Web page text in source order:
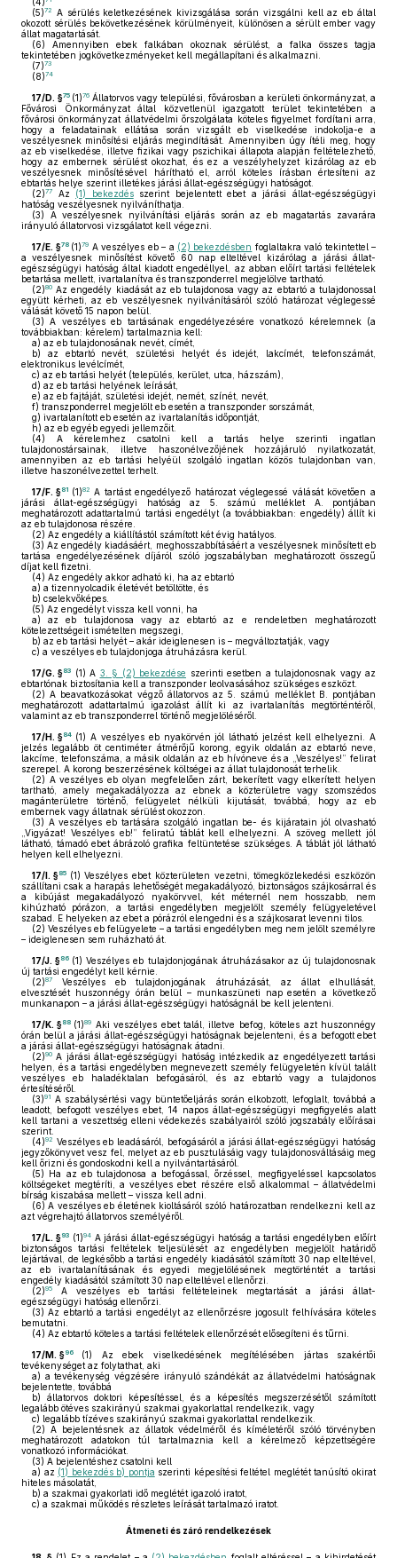
(5)72
A sérülés keletkezésének kivizsgálása során vizsgálni kell az eb által
okozott sérülés bekövetkezésének körülményeit, különösen a sérült ember vagy
állat magatartását.
(6) Amennyiben ebek falkában okoznak sérülést, a falka összes tagja
tekintetében jogkövetkezményeket kell megállapítani és alkalmazni.
(7)73
(8)74
17/D. §75 (1)76 Állatorvos vagy települési, fővárosban a kerületi önkormányzat, a
Fővárosi Önkormányzat által közvetlenül igazgatott terület tekintetében a
fővárosi önkormányzat állatvédelmi őrszolgálata köteles figyelmet fordítani arra,
hogy a feladatainak ellátása során vizsgált eb viselkedése indokolja-e a
veszélyesnek minősítési eljárás megindítását. Amennyiben úgy ítéli meg, hogy
az eb viselkedése, illetve fizikai vagy pszichikai állapota alapján feltételezhető,
hogy az embernek sérülést okozhat, és ez a veszélyhelyzet kizárólag az eb
veszélyesnek minősítésével hárítható el, arról köteles írásban értesíteni az
ebtartás helye szerint illetékes járási állat-egészségügyi hatóságot.
(2)77 Az (1) bekezdésszerint bejelentett ebet a járási állat-egészségügyi
hatóság veszélyesnek nyilváníthatja.
(3) A veszélyesnek nyilvánítási eljárás során az eb magatartás zavarára
irányuló állatorvosi vizsgálatot kell végezni.
17/E. §78 (1)79 A veszélyes eb – a (2) bekezdésben foglaltakra való tekintettel –
a veszélyesnek minősítést követő 60 nap elteltével kizárólag a járási állat-
egészségügyi hatóság által kiadott engedéllyel, az abban előírt tartási feltételek
betartása mellett, ivartalanítva és transzponderrel megjelölve tartható.
(2)80 Az engedély kiadását az eb tulajdonosa vagy az ebtartó a tulajdonossal
együtt kérheti, az eb veszélyesnek nyilvánításáról szóló határozat véglegessé
válását követő 15 napon belül.
(3) A veszélyes eb tartásának engedélyezésére vonatkozó kérelemnek (a
továbbiakban: kérelem) tartalmaznia kell:
a) az eb tulajdonosának nevét, címét,
b) az ebtartó nevét, születési helyét és idejét, lakcímét, telefonszámát,
elektronikus levélcímét,
c) az eb tartási helyét (település, kerület, utca, házszám),
d) az eb tartási helyének leírását,
e) az eb fajtáját, születési idejét, nemét, színét, nevét,
f) transzponderrel megjelölt eb esetén a transzponder sorszámát,
g) ivartalanított eb esetén az ivartalanítás időpontját,
h) az eb egyéb egyedi jellemzőit.
(4) A kérelemhez csatolni kell a tartás helye szerinti ingatlan
tulajdonostársainak, illetve haszonélvezőjének hozzájáruló nyilatkozatát,
amennyiben az eb tartási helyéül szolgáló ingatlan közös tulajdonban van,
illetve haszonélvezettel terhelt.
17/F. §81 (1)82 A tartást engedélyező határozat véglegessé válását követően a
járási állat-egészségügyi hatóság az 5. számú melléklet A. pontjában
meghatározott adattartalmú tartási engedélyt (a továbbiakban: engedély) állít ki
az eb tulajdonosa részére.
(2) Az engedély a kiállítástól számított két évig hatályos.
(3) Az engedély kiadásáért, meghosszabbításáért a veszélyesnek minősített eb
tartása engedélyezésének díjáról szóló jogszabályban meghatározott összegű
díjat kell fizetni.
(4) Az engedély akkor adható ki, ha az ebtartó
a) a tizennyolcadik életévét betöltötte, és
b) cselekvőképes.
(5) Az engedélyt vissza kell vonni, ha
a) az eb tulajdonosa vagy az ebtartó az e rendeletben meghatározott
kötelezettségeit ismételten megszegi,
b) az eb tartási helyét – akár ideiglenesen is – megváltoztatják, vagy
c) a veszélyes eb tulajdonjoga átruházásra kerül.
17/G. §83 (1) A 3. § (2) bekezdése szerinti esetben a tulajdonosnak vagy az
ebtartónak biztosítania kell a transzponder leolvasásához szükséges eszközt.
(2) A beavatkozásokat végző állatorvos az 5. számú melléklet B. pontjában
meghatározott adattartalmú igazolást állít ki az ivartalanítás megtörténtéről,
valamint az eb transzponderrel történő megjelöléséről.
17/H. §84 (1) A veszélyes eb nyakörvén jól látható jelzést kell elhelyezni. A
jelzés legalább öt centiméter átmérőjű korong, egyik oldalán az ebtartó neve,
lakcíme, telefonszáma, a másik oldalán az eb hívóneve és a „Veszélyes!” felirat
szerepel. A korong beszerzésének költségei az állat tulajdonosát terhelik.
(2) A veszélyes eb olyan megfelelően zárt, bekerített vagy elkerített helyen
tartható, amely megakadályozza az ebnek a közterületre vagy szomszédos
magánterületre történő, felügyelet nélküli kijutását, továbbá, hogy az eb
embernek vagy állatnak sérülést okozzon.
(3) A veszélyes eb tartására szolgáló ingatlan be- és kijáratain jól olvasható
„Vigyázat! Veszélyes eb!” feliratú táblát kell elhelyezni. A szöveg mellett jól
látható, támadó ebet ábrázoló grafika feltüntetése szükséges. A táblát jól látható
helyen kell elhelyezni.
17/I. §85 (1) Veszélyes ebet közterületen vezetni, tömegközlekedési eszközön
szállítani csak a harapás lehetőségét megakadályozó, biztonságos szájkosárral és
a kibújást megakadályozó nyakörvvel, két méternél nem hosszabb, nem
kihúzható pórázon, a tartási engedélyben megjelölt személy felügyeletével
szabad. E helyeken az ebet a pórázról elengedni és a szájkosarat levenni tilos.
(2) Veszélyes eb felügyelete – a tartási engedélyben meg nem jelölt személyre
– ideiglenesen sem ruházható át.
17/J. §86 (1) Veszélyes eb tulajdonjogának átruházásakor az új tulajdonosnak
új tartási engedélyt kell kérnie.
(2)87
Veszélyes eb tulajdonjogának átruházását, az állat elhullását,
elvesztését huszonnégy órán belül – munkaszüneti nap esetén a következő
munkanapon – a járási állat-egészségügyi hatóságnál be kell jelenteni.
17/K. §88 (1)89 Aki veszélyes ebet talál, illetve befog, köteles azt huszonnégy
órán belül a járási állat-egészségügyi hatóságnak bejelenteni, és a befogott ebet
a járási állat-egészségügyi hatóságnak átadni.
(2)90 A járási állat-egészségügyi hatóság intézkedik az engedélyezett tartási
helyen, és a tartási engedélyben megnevezett személy felügyeletén kívül talált
veszélyes eb haladéktalan befogásáról, és az ebtartó vagy a tulajdonos
értesítéséről.
(3)91 A szabálysértési vagy büntetőeljárás során elkobzott, lefoglalt, továbbá a
leadott, befogott veszélyes ebet, 14 napos állat-egészségügyi megfigyelés alatt
kell tartani a veszettség elleni védekezés szabályairól szóló jogszabály előírásai
szerint.
(4)92 Veszélyes eb leadásáról, befogásáról a járási állat-egészségügyi hatóság
jegyzőkönyvet vesz fel, melyet az eb pusztulásáig vagy tulajdonosváltásáig meg
kell őrizni és gondoskodni kell a nyilvántartásáról.
(5) Ha az eb tulajdonosa a befogással, őrzéssel, megfigyeléssel kapcsolatos
költségeket megtéríti, a veszélyes ebet részére első alkalommal – állatvédelmi
bírság kiszabása mellett – vissza kell adni.
(6) A veszélyes eb életének kioltásáról szóló határozatban rendelkezni kell az
azt végrehajtó állatorvos személyéről.
17/L. §93 (1)94A járási állat-egészségügyi hatóság a tartási engedélyben előírt
biztonságos tartási feltételek teljesülését az engedélyben megjelölt határidő
lejártával, de legkésőbb a tartási engedély kiadásától számított 30 nap elteltével,
az eb ivartalanításának és egyedi megjelölésének megtörténtét a tartási
engedély kiadásától számított 30 nap elteltével ellenőrzi.
(2)95
A veszélyes eb tartási feltételeinek megtartását a járási állat-
egészségügyi hatóság ellenőrzi.
(3) Az ebtartó a tartási engedélyt az ellenőrzésre jogosult felhívására köteles
bemutatni.
(4) Az ebtartó köteles a tartási feltételek ellenőrzését elősegíteni és tűrni.
17/M. §96 (1)
Az ebek viselkedésének megítélésében jártas szakértői
tevékenységet az folytathat, aki
a) a tevékenység végzésére irányuló szándékát az állatvédelmi hatóságnak
bejelentette, továbbá
b) állatorvos doktori képesítéssel, és a képesítés megszerzésétől számított
legalább ötéves szakirányú szakmai gyakorlattal rendelkezik, vagy
c) legalább tízéves szakirányú szakmai gyakorlattal rendelkezik.
(2) A bejelentésnek az állatok védelméről és kíméletéről szóló törvényben
meghatározott adatokon túl tartalmaznia kell a kérelmező képzettségére
vonatkozó információkat.
(3) A bejelentéshez csatolni kell
a) az (1) bekezdés b) pontja szerinti képesítési feltétel meglétét tanúsító okirat
hiteles másolatát,
b) a szakmai gyakorlati idő meglétét igazoló iratot,
c) a szakmai működés részletes leírását tartalmazó iratot.
Átmeneti és záró rendelkezések